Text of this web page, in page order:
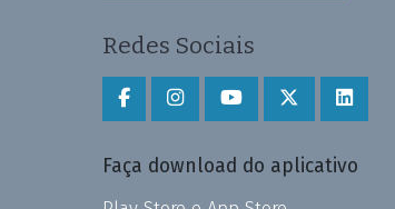
Redes Sociais
Faça download do aplicativo